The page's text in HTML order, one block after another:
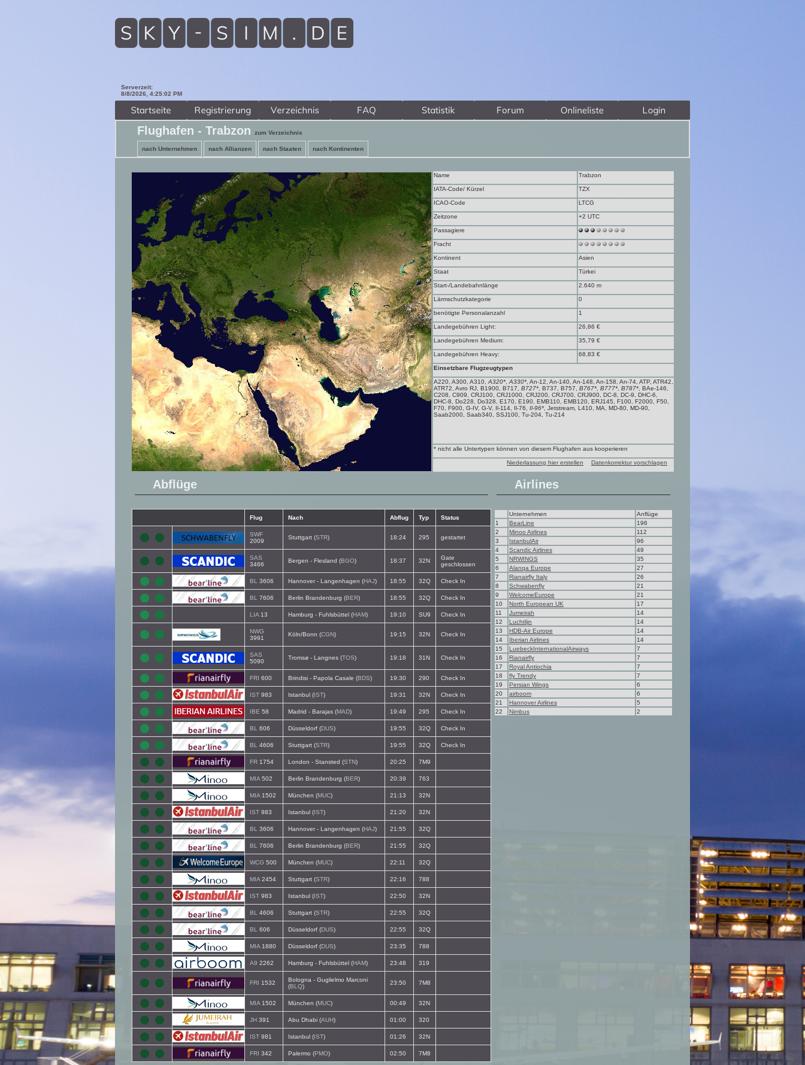
Serverzeit:
8/8/2026, 4:25:03 PM
Flughafen - Trabzon zum Verzeichnis
nach Unternehmen nach Allianzen nach Staaten nach Kontinenten
Name Trabzon
IATA-Code/ Kürzel TZX
ICAO-Code LTCG
Zeitzone +2 UTC
Passagiere
Fracht
Kontinent Asien
Staat Türkei
Start-/Landebahnlänge 2.640 m
Lärmschutzkategorie 0
benötigte Personalanzahl 1
Landegebühren Light: 26,86 €
Landegebühren Medium: 35,79 €
Landegebühren Heavy: 68,83 €
Einsetzbare Flugzeugtypen
A220, A300, A310, A320* A330* , An-12, An-140, An-148, An-158, An-74, ATP, ATR42,
ATR72, Avro RJ, B1900, B717, B727* , B737, B757, B767* B777* B787* , BAe-146,
C208, C909, CRJ100, CRJ1000, CRJ200, CRJ700, CRJ900, DC-8, DC-9, DHC-6,
DHC-8, Do228, Do328, E170, E190, EMB110, EMB120, ERJ145, F100, F2000, F50,
F70, F900, G-IV, G-V, Il-114, Il-76, Il-96* , Jetstream, L410, MA, MD-80, MD-90,
Saab2000, Saab340, SSJ100, Tu-204, Tu-214
* nicht alle Untertypen können von diesem Flughafen aus kooperieren
Niederlassung hier erstellen Datenkorrektur vorschlagen
Abflüge
Flug Nach Abflug Typ Status
SWF
2009
Stuttgart (STR) 18:24 295 gestartet
SAS
3466
Bergen - Flesland (BGO) 18:37 32N
Gate
geschlossen
BL 3606 Hannover - Langenhagen (HAJ) 18:55 32Q Check In
BL 7606 Berlin Brandenburg (BER) 18:55 32Q Check In
LIA 13 Hamburg - Fuhlsbüttel (HAM) 19:10 SU9 Check In
NWG
3991
Köln/Bonn (CGN) 19:15 32N Check In
SAS
5090
Tromsø - Langnes (TOS) 19:18 31N Check In
FRI 600 Brindisi - Papola Casale (BDS) 19:30 290 Check In
IST 983 Istanbul (IST) 19:31 32N Check In
IBE 58 Madrid - Barajas (MAD) 19:49 295 Check In
BL 606 Düsseldorf (DUS) 19:55 32Q Check In
BL 4606 Stuttgart (STR) 19:55 32Q Check In
FR 1754 London - Stansted (STN) 20:25 7M9
MIA 502 Berlin Brandenburg (BER) 20:39 763
MIA 1502 München (MUC) 21:13 32N
IST 983 Istanbul (IST) 21:20 32N
BL 3606 Hannover - Langenhagen (HAJ) 21:55 32Q
BL 7606 Berlin Brandenburg (BER) 21:55 32Q
WCG 500 München (MUC) 22:11 32Q
MIA 2454 Stuttgart (STR) 22:16 788
IST 983 Istanbul (IST) 22:50 32N
BL 4606 Stuttgart (STR) 22:55 32Q
BL 606 Düsseldorf (DUS) 22:55 32Q
MIA 1880 Düsseldorf (DUS) 23:35 788
A9 2262 Hamburg - Fuhlsbüttel (HAM) 23:48 319
FRI 1532
Bologna - Guglielmo Marconi
(BLQ)
23:50 7M8
MIA 1502 München (MUC) 00:49 32N
JH 391 Abu Dhabi (AUH) 01:00 320
IST 981 Istanbul (IST) 01:26 32N
FRI 342 Palermo (PMO) 02:50 7M8
Airlines
Unternehmen
Anflüge
1
BearLine
196
2
Minoo Airlines
112
3
IstanbulAir
96
4
Scandic Airlines
49
5
NRWINGS
35
6
Alanqa Europe
27
7
Rianairfly Italy
26
8
Schwabenfly
21
9
WelcomeEurope
21
10
North European UK
17
11
Jumeirah
14
12
Luchtlijn
14
13
HDB-Air Europe
14
14
Iberian Airlines
14
15
LuebeckInternationalAirways
7
16
Rianairfly
7
17
Royal Antiochia
7
18
fly Trendy
7
19
Persian Wings
6
20
airboom
6
21
Hannover Airlines
5
22
Nimbus 2